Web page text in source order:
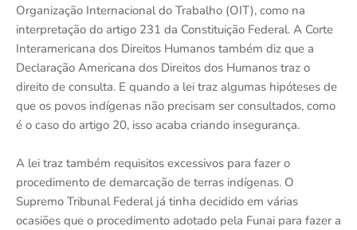
Organização Internacional do Trabalho (OIT), como na
interpretação do artigo 231 da Constituição Federal. A Corte
Interamericana dos Direitos Humanos também diz que a
Declaração Americana dos Direitos dos Humanos traz o
direito de consulta. E quando a lei traz algumas hipóteses de
que os povos indígenas não precisam ser consultados, como
é o caso do artigo 20, isso acaba criando insegurança.
A lei traz também requisitos excessivos para fazer o
procedimento de demarcação de terras indígenas. O
Supremo Tribunal Federal já tinha decidido em várias
ocasiões que o procedimento adotado pela Funai para fazer a